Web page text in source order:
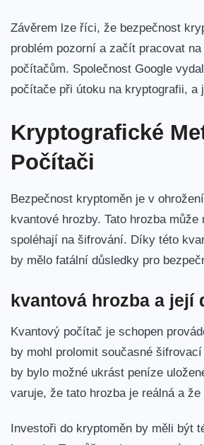
Závěrem lze říci, že bezpečnost
problém pozorní a ​začít pracovat⁣
počítačům. Společnost Google
počítače při útoku na kryptografii, ‌a
Kryptografické
Počítači
Bezpečnost kryptoměn je v
kvantové ⁤hrozby.⁤ Tato hrozba
spoléhají na šifrování. Díky této
by mělo fatální důsledky pro
kvantová hrozba a její
Kvantový počítač je schopen
by mohl prolomit‍ současné
by bylo možné‌ ukrást peníze
varuje, že tato hrozba je reálná ‌a
Investoři do kryptoměn by měli být